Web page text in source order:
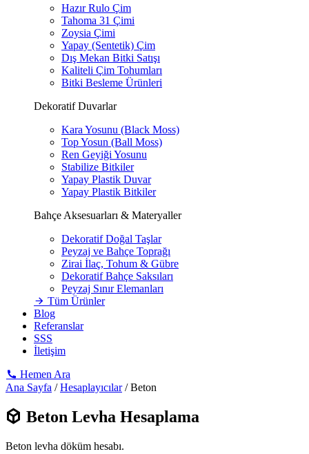
Hazır Rulo Çim
Tahoma 31 Çimi
Zoysia Çimi
Yapay (Sentetik) Çim
Dış Mekan Bitki Satışı
Kaliteli Çim Tohumları
Bitki Besleme Ürünleri
Dekoratif Duvarlar
Kara Yosunu (Black Moss)
Top Yosun (Ball Moss)
Ren Geyiği Yosunu
Stabilize Bitkiler
Yapay Plastik Duvar
Yapay Plastik Bitkiler
Bahçe Aksesuarları & Materyaller
Dekoratif Doğal Taşlar
Peyzaj ve Bahçe Toprağı
Zirai İlaç, Tohum & Gübre
Dekoratif Bahçe Saksıları
Peyzaj Sınır Elemanları
Tüm Ürünler
Blog
Referanslar
SSS
İletişim
Hemen Ara
Ana Sayfa / Hesaplayıcılar / Beton
Beton Levha Hesaplama
Beton levha döküm hesabı.